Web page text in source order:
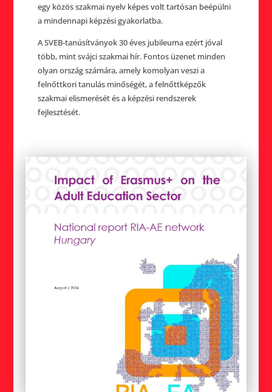
egy közös szakmai nyelv képes volt tartósan beépülni
a mindennapi képzési gyakorlatba.
A SVEB-tanúsítványok 30 éves jubileuma ezért jóval
több, mint svájci szakmai hír. Fontos üzenet minden
olyan ország számára, amely komolyan veszi a
felnőttkori tanulás minőségét, a felnőttképzők
szakmai elismerését és a képzési rendszerek
fejlesztését.